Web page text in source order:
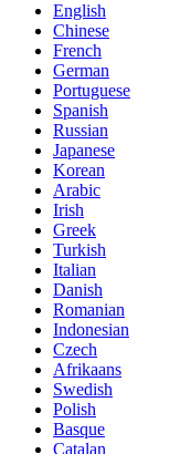
English
Chinese
French
German
Portuguese
Spanish
Russian
Japanese
Korean
Arabic
Irish
Greek
Turkish
Italian
Danish
Romanian
Indonesian
Czech
Afrikaans
Swedish
Polish
Basque
Catalan